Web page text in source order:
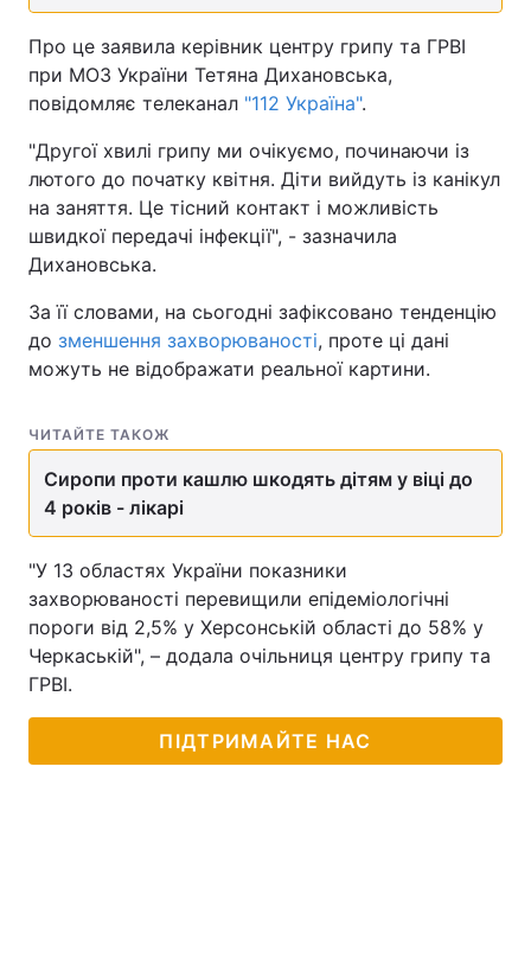
Про це заявила керівник центру грипу та ГРВІ
при МОЗ України Тетяна Дихановська,
повідомляє телеканал "112 Україна".
"Другої хвилі грипу ми очікуємо, починаючи із
лютого до початку квітня. Діти вийдуть із канікул
на заняття. Це тісний контакт і можливість
швидкої передачі інфекції", - зазначила
Дихановська.
За її словами, на сьогодні зафіксовано тенденцію
до зменшення захворюваності, проте ці дані
можуть не відображати реальної картини.
ЧИТАЙТЕ ТАКОЖ
Сиропи проти кашлю шкодять дітям у віці до
4 років - лікарі
"У 13 областях України показники
захворюваності перевищили епідеміологічні
пороги від 2,5% у Херсонській області до 58% у
Черкаській", – додала очільниця центру грипу та
ГРВІ.
ПІДТРИМАЙТЕ НАС